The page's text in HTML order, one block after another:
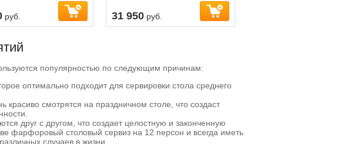
руб. 31 950руб.
популярностью по следующим причинам:
оптимально подходит для сервировки стола среднего
смотрятся на праздничном столе, что создаст
друг с другом, что создает целостную и законченную
фарфоровый столовый сервиз на 12 персон и всегда иметь
случаев в жизни.